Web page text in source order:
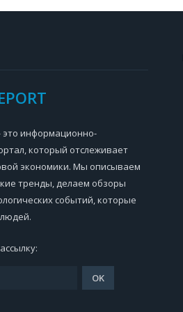
информационно-
который отслеживает
экономики. Мы описываем
тренды, делаем обзоры
событий, которые